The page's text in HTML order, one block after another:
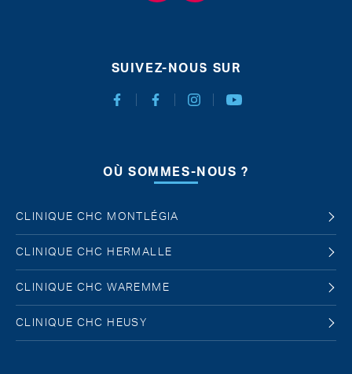
chirabdomle@chc.be
SUIVEZ-NOUS SUR
Facebook Chirurgie Abdominale
Facebook Chirurgie de l'obésité
InstagramYoutube
OÙ SOMMES-NOUS ?
CLINIQUE CHC MONTLÉGIA
CLINIQUE CHC HERMALLE
CLINIQUE CHC WAREMME
CLINIQUE CHC HEUSY